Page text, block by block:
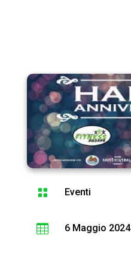
 Eventi
 6 Maggio 2024